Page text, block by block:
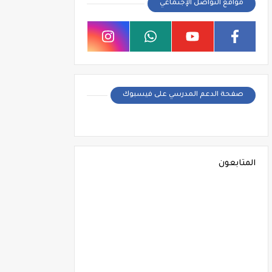
مواقع التواصل الإجتماعي
صفحة الدعم المدرسي على فيسبوك
المتابعون